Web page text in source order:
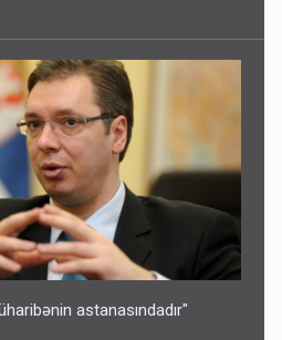
astanasındadır"